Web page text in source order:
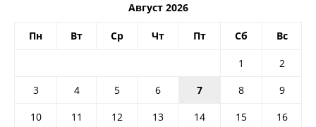
Август 2026
Пн Вт Ср Чт Пт Сб Вс
1
2
3
4 5 6 7 8
9
10
11 12 13 14 15
16